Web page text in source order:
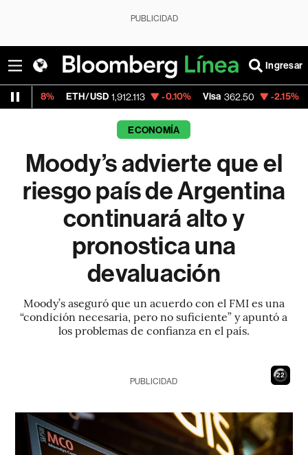
PUBLICIDAD
Ingresar
ETH/USD 1,912.113 -0.10% Visa 362.50 -2.15%
ECONOMÍA
Moody’s advierte que el
riesgo país de Argentina
continuará alto y
pronostica una
devaluación
Moody’s aseguró que un acuerdo con el FMI es una
“condición necesaria, pero no suficiente” y apuntó a
los problemas de confianza en el país.
21
PUBLICIDAD